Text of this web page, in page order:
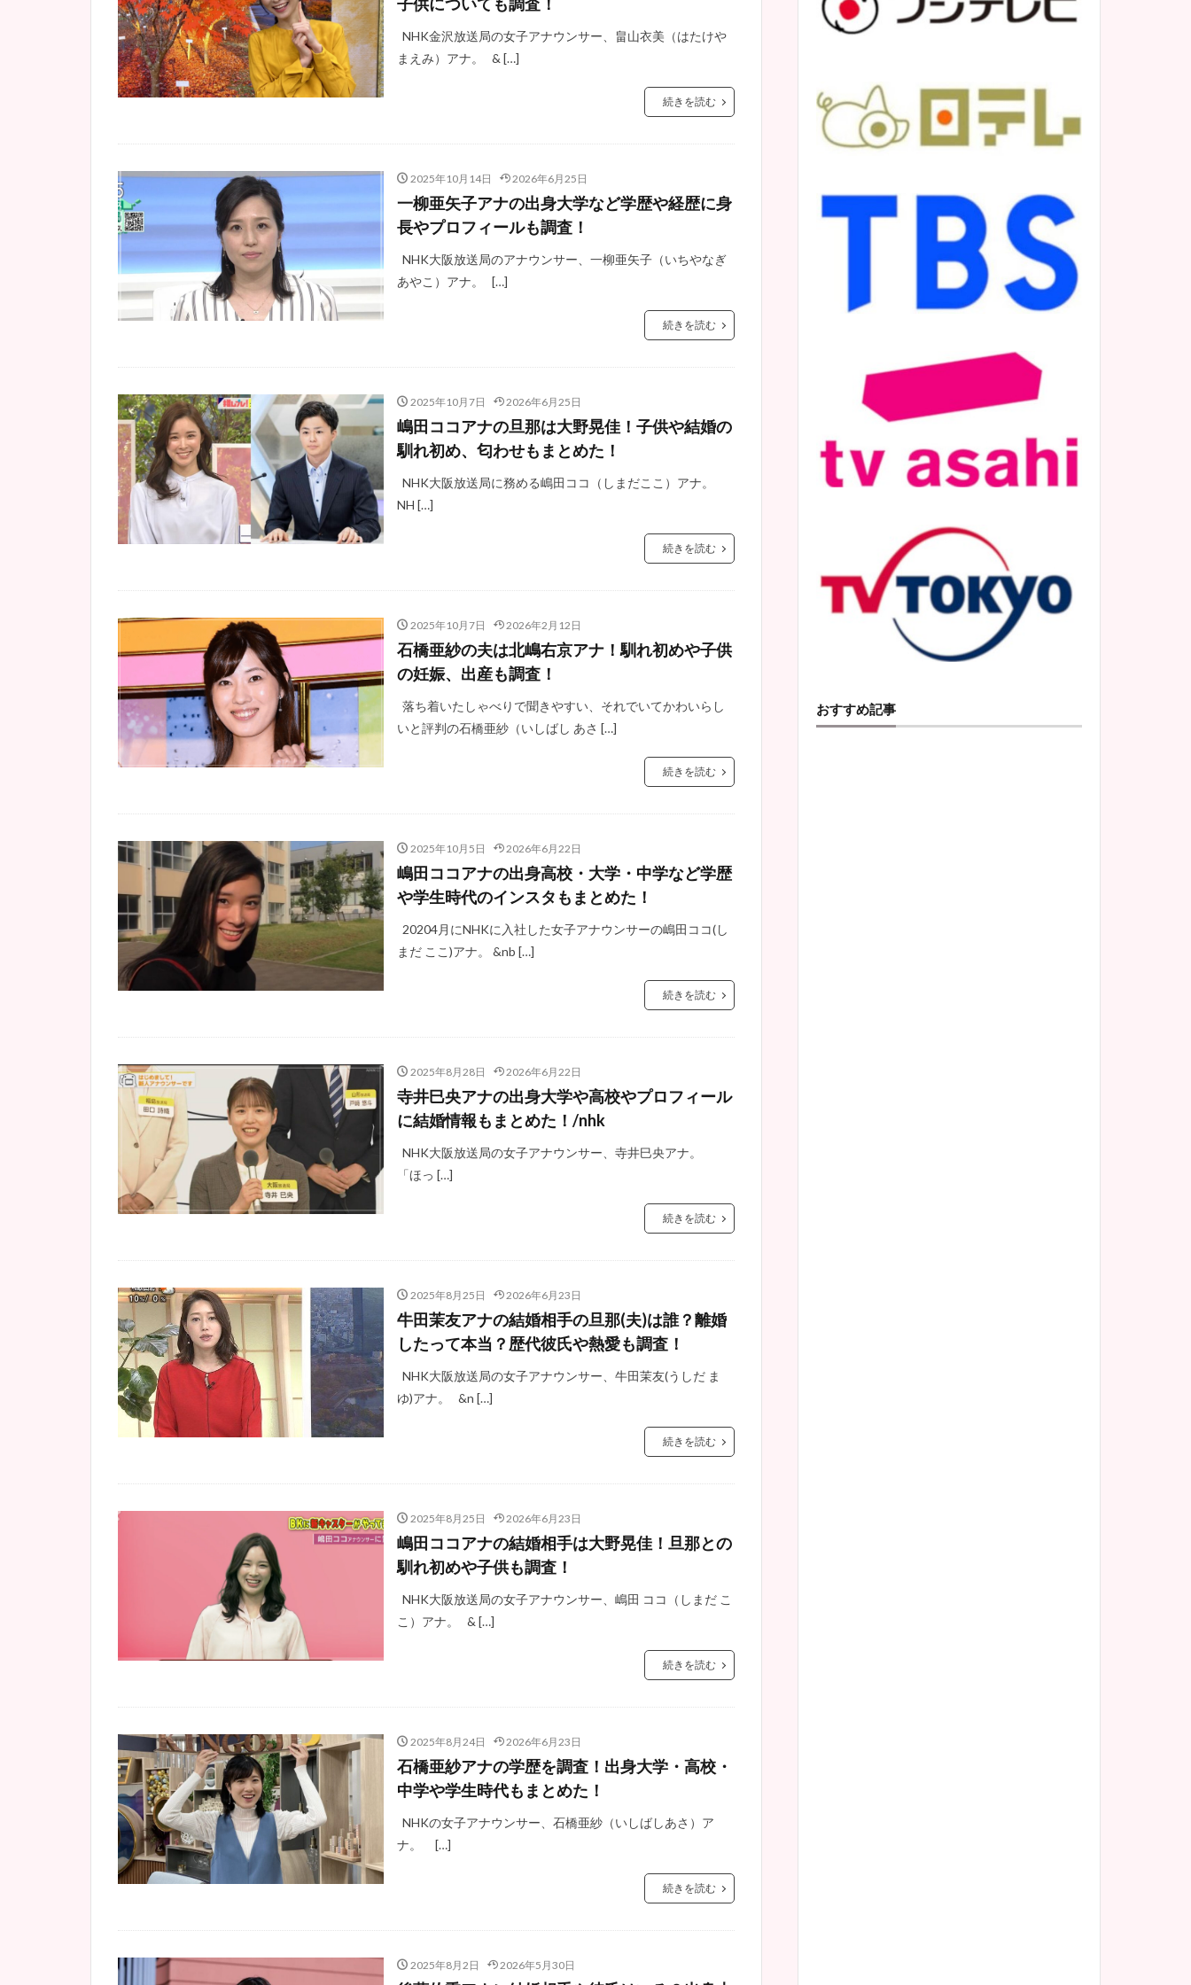
NHK金沢放送局の女子アナウンサー、畠山衣美（はたけや
まえみ）アナ。 & […]
続きを読む
2025年10月14日 2026年6月25日
一柳亜矢子アナの出身大学など学歴や経歴に身
長やプロフィールも調査！
NHK大阪放送局のアナウンサー、一柳亜矢子（いちやなぎ
あやこ）アナ。 […]
続きを読む
2025年10月7日 2026年6月25日
嶋田ココアナの旦那は大野晃佳！子供や結婚の
馴れ初め、匂わせもまとめた！
NHK大阪放送局に務める嶋田ココ（しまだここ）アナ。
NH […]
続きを読む
2025年10月7日 2026年2月12日
石橋亜紗の夫は北嶋右京アナ！馴れ初めや子供
の妊娠、出産も調査！
落ち着いたしゃべりで聞きやすい、それでいてかわいらし
いと評判の石橋亜紗（いしばし あさ […]
続きを読む
2025年10月5日 2026年6月22日
嶋田ココアナの出身高校・大学・中学など学歴
や学生時代のインスタもまとめた！
20204月にNHKに入社した女子アナウンサーの嶋田ココ(し
まだ ここ)アナ。 &nb […]
続きを読む
2025年8月28日 2026年6月22日
寺井巳央アナの出身大学や高校やプロフィール
に結婚情報もまとめた！/nhk
NHK大阪放送局の女子アナウンサー、寺井巳央アナ。
「ほっ […]
続きを読む
2025年8月25日 2026年6月23日
牛田茉友アナの結婚相手の旦那(夫)は誰？離婚
したって本当？歴代彼氏や熱愛も調査！
NHK大阪放送局の女子アナウンサー、牛田茉友(うしだ ま
ゆ)アナ。 &n […]
続きを読む
2025年8月25日 2026年6月23日
嶋田ココアナの結婚相手は大野晃佳！旦那との
馴れ初めや子供も調査！
NHK大阪放送局の女子アナウンサー、嶋田 ココ（しまだ こ
こ）アナ。 & […]
続きを読む
2025年8月24日 2026年6月23日
石橋亜紗アナの学歴を調査！出身大学・高校・
中学や学生時代もまとめた！
NHKの女子アナウンサー、石橋亜紗（いしばしあさ）ア
ナ。 […]
続きを読む
2025年8月2日 2026年5月30日
おすすめ記事